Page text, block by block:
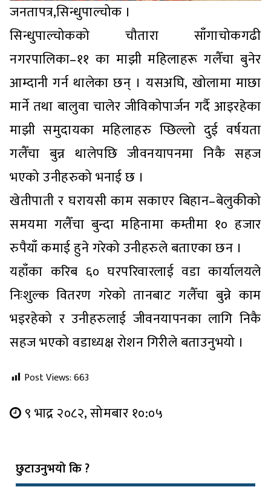
जनतापत्र,सिन्धुपाल्चोक ।
सिन्धुपाल्चोकको चौतारा साँगाचोकगढी
नगरपालिका–११ का माझी महिलाहरू गलैँचा बुनेर
आम्दानी गर्न थालेका छन् । यसअघि, खोलामा माछा
मार्ने तथा बालुवा चालेर जीविकोपार्जन गर्दै आइरहेका
माझी समुदायका महिलाहरु प्छिल्लो दुई वर्षयता
गलैँचा बुन्न थालेपछि जीवनयापनमा निकै सहज
भएको उनीहरुको भनाई छ ।
खेतीपाती र घरायसी काम सकाएर बिहान–बेलुकीको
समयमा गलैँचा बुन्दा महिनामा कम्तीमा १० हजार
रुपैयाँ कमाई हुने गरेको उनीहरुले बताएका छन ।
यहाँका करिब ६० घरपरिवारलाई वडा कार्यालयले
निःशुल्क वितरण गरेको तानबाट गलैँचा बुन्ने काम
भइरहेको र उनीहरुलाई जीवनयापनका लागि निकै
सहज भएको वडाध्यक्ष रोशन गिरीले बताउनुभयो ।
Post Views:663
९ भाद्र २०८२, सोमबार १०:०५
छुटाउनुभयो कि ?